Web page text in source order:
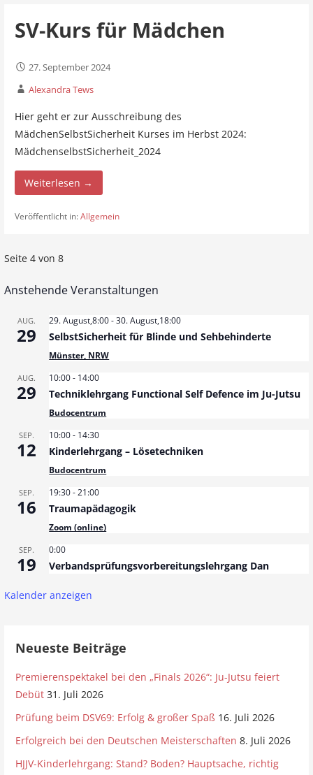
SV-Kurs für Mädchen
27. September 2024
Alexandra Tews
Hier geht er zur Ausschreibung des
MädchenSelbstSicherheit Kurses im Herbst 2024:
MädchenselbstSicherheit_2024
Weiterlesen →
Veröffentlicht in:Allgemein
B
e
N
a
o
n
Seite 4 von 8
Anstehende Veranstaltungen
AUG.
29
29. August,8:00-30. August,18:00
SelbstSicherheit für Blinde und Sehbehinderte
Münster, NRW
AUG.
29
10:00- 14:00
Techniklehrgang Functional Self Defence im Ju-Jutsu
Budocentrum
SEP.
12
10:00- 14:30
Kinderlehrgang – Lösetechniken
Budocentrum
SEP.
16
19:30-21:00
Traumapädagogik
Zoom (online)
SEP.
19
0:00
Verbandsprüfungsvorbereitungslehrgang Dan
Kalender anzeigen
Neueste Beiträge
Premierenspektakel bei den „Finals 2026“: Ju-Jutsu feiert
Debüt 31. Juli 2026
Prüfung beim DSV69: Erfolg & großer Spaß 16. Juli 2026
Erfolgreich bei den Deutschen Meisterschaften 8. Juli 2026
HJJV-Kinderlehrgang: Stand? Boden? Hauptsache, richtig